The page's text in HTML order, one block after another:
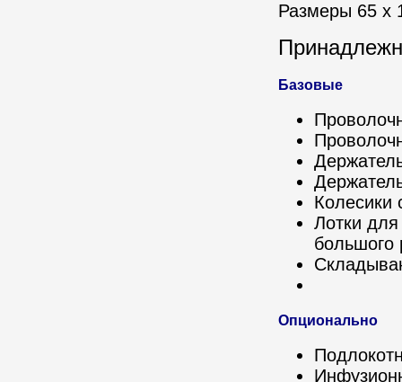
Размеры 65 x
Базовые
Колесики
Лотки
большого
Опционально